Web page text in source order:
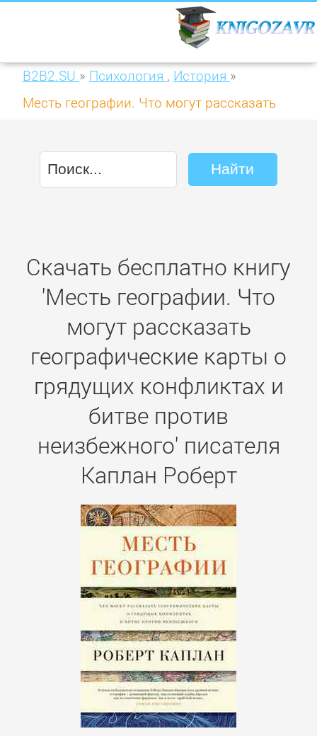
B2B2.SU » Психология , История »
Месть географии. Что могут рассказать
конфликтах и битве против неизбежного
Скачать бесплатно книгу
'Месть географии. Что
могут рассказать
географические карты о
грядущих конфликтах и
битве против
неизбежного' писателя
Каплан Роберт